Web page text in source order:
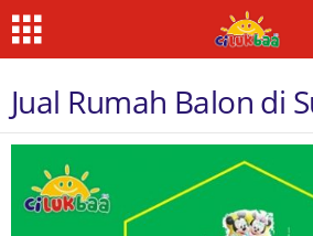
Jual Rumah Balon di